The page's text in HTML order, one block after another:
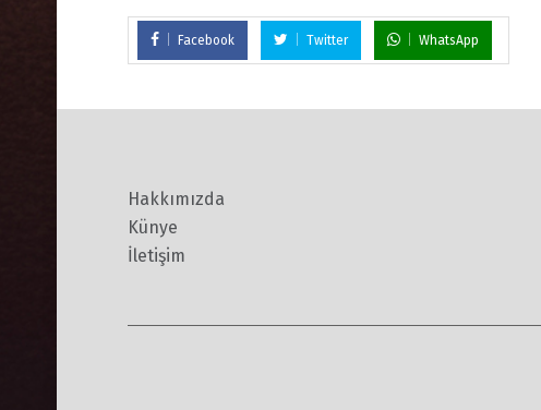
Facebook Twitter WhatsApp
Hakkımızda
Künye
İletişim